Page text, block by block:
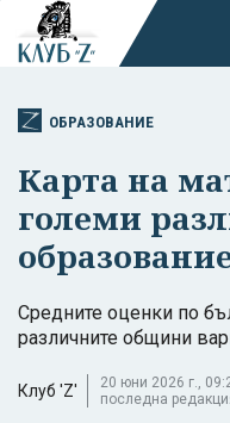
ОБРАЗОВАНИЕ
Карта на
големи
Средните оценки по
различните общини
Клуб 'Z'
20 юни 2026 г.,
последна